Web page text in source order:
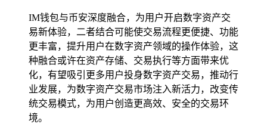
IM钱包与币安深度融合，为用户开启数字资产交
易新体验，二者结合可能使交易流程更便捷、功能
更丰富，提升用户在数字资产领域的操作体验，这
种融合或许在资产存储、交易执行等方面带来优
化，有望吸引更多用户投身数字资产交易，推动行
业发展，为数字资产交易市场注入新活力，改变传
统交易模式，为用户创造更高效、安全的交易环
境。